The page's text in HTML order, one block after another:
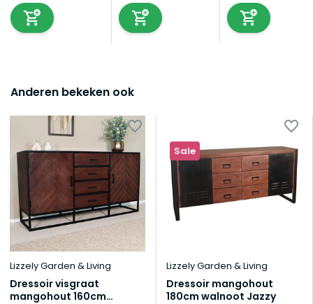
Anderen bekeken ook
Lizzely Garden & Living
Dressoir visgraat
mangohout 160cm
Sale
Lizzely Garden & Living
Dressoir mangohout
180cm walnoot Jazzy